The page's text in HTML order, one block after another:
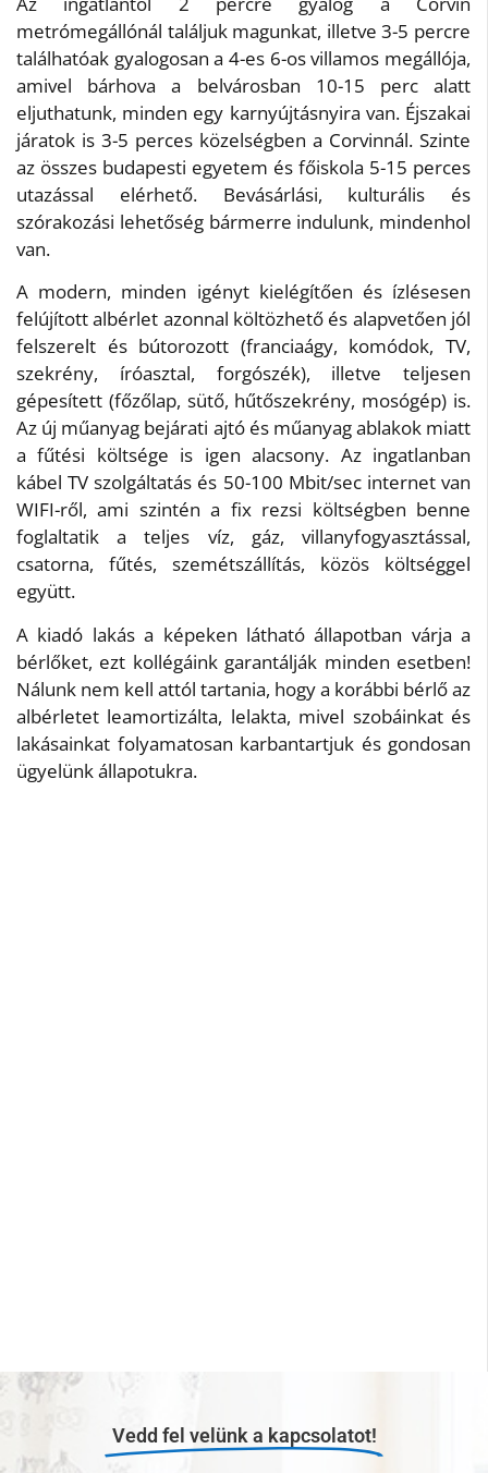
metrómegállónál találjuk magunkat, illetve 3-5 percre
találhatóak gyalogosan a 4-es 6-os villamos megállója,
amivel bárhova a belvárosban 10-15 perc alatt
eljuthatunk, minden egy karnyújtásnyira van. Éjszakai
járatok is 3-5 perces közelségben a Corvinnál. Szinte
az összes budapesti egyetem és főiskola 5-15 perces
utazással elérhető. Bevásárlási, kulturális és
szórakozási lehetőség bármerre indulunk, mindenhol
van.
A modern, minden igényt kielégítően és ízlésesen
felújított albérlet azonnal költözhető és alapvetően jól
felszerelt és bútorozott (franciaágy, komódok, TV,
szekrény, íróasztal, forgószék), illetve teljesen
gépesített (főzőlap, sütő, hűtőszekrény, mosógép) is.
Az új műanyag bejárati ajtó és műanyag ablakok miatt
a fűtési költsége is igen alacsony. Az ingatlanban
kábel TV szolgáltatás és 50-100 Mbit/sec internet van
WIFI-ről, ami szintén a fix rezsi költségben benne
foglaltatik a teljes víz, gáz, villanyfogyasztással,
csatorna, fűtés, szemétszállítás, közös költséggel
együtt.
A kiadó lakás a képeken látható állapotban várja a
bérlőket, ezt kollégáink garantálják minden esetben!
Nálunk nem kell attól tartania, hogy a korábbi bérlő az
albérletet leamortizálta, lelakta, mivel szobáinkat és
lakásainkat folyamatosan karbantartjuk és gondosan
ügyelünk állapotukra.
Vedd fel velünk a kapcsolatot!